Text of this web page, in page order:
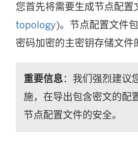
您首先将需要生成节点配置
topology)。节点配置文件
密码加密的主密钥存储文件
重要信息：我们强烈建议
施，在导出包含密文的配
节点配置文件的安全。